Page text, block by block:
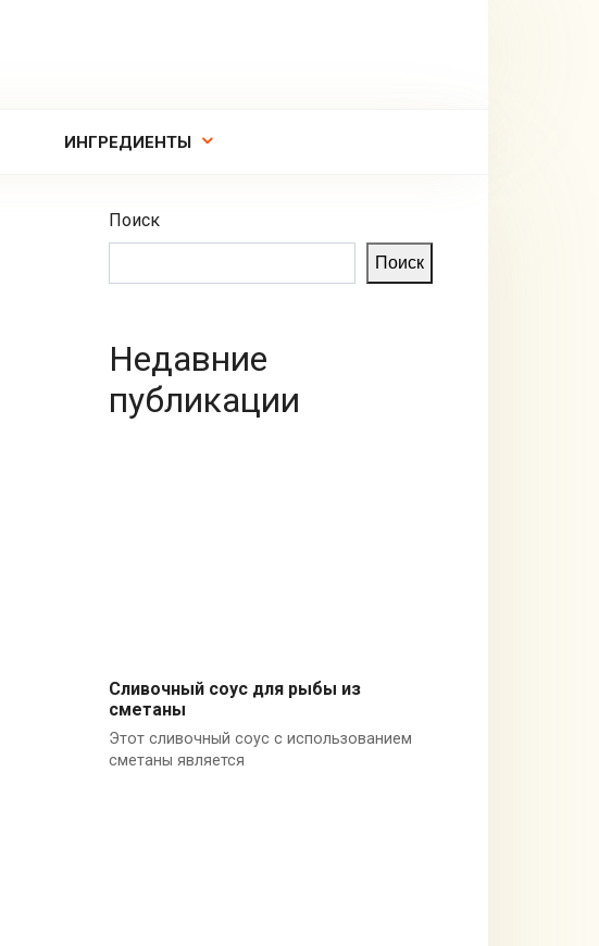
ИНГРЕДИЕНТЫ
Поиск
Поиск
Недавние
публикации
Россия
Сливочный соус для рыбы из
сметаны
Этот сливочный соус с использованием
сметаны является